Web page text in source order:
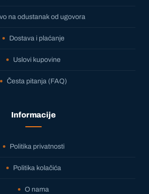
na odustanak od ugovora
Dostava i plaćanje
Uslovi kupovine
Česta pitanja (FAQ)
Informacije
Politika privatnosti
Politika kolačića
O nama